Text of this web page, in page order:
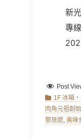
新
專
Post
Categories
1F 冰箱
肉角元祖創
黎旅遊, 美味